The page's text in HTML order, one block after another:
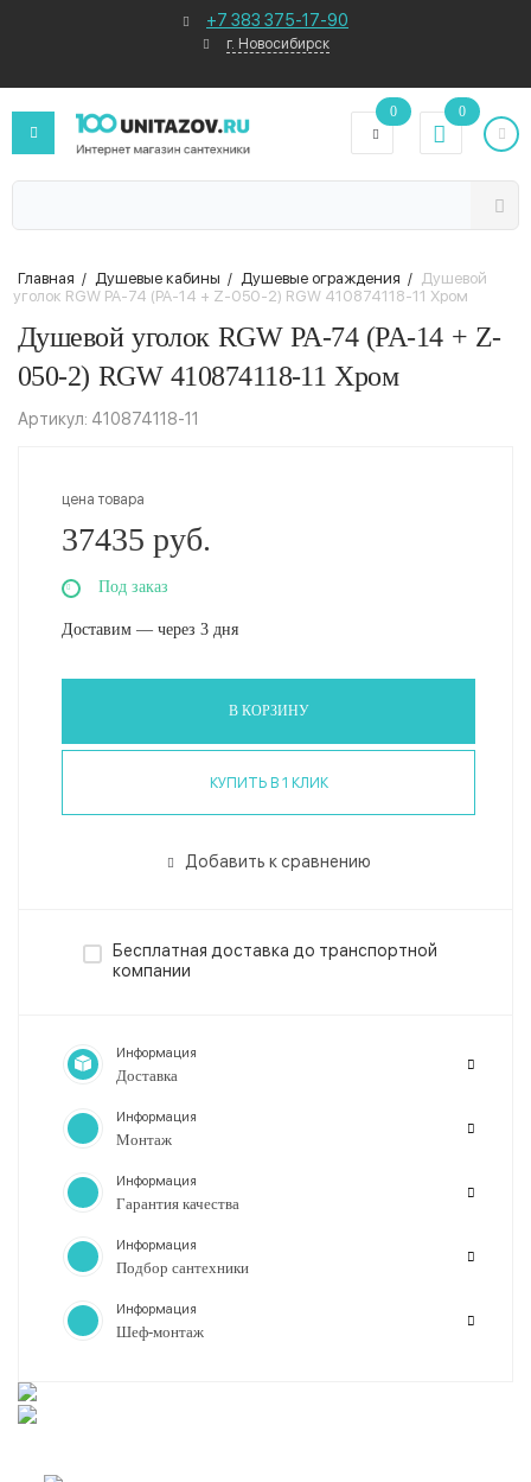
+7 383 375-17-90
г. Новосибирск
0 0
Главная / Душевые кабины / Душевые ограждения / Душевой
уголок RGW PA-74 (PA-14 + Z-050-2) RGW 410874118-11 Хром
Душевой уголок RGW PA-74 (PA-14 + Z-
050-2) RGW 410874118-11 Хром
Артикул: 410874118-11
цена товара
37435 руб.
Под заказ
Доставим — через 3 дня
В КОРЗИНУ
КУПИТЬ В 1 КЛИК
Добавить к сравнению
Бесплатная доставка до транспортной
компании
Информация
Доставка
Информация
Монтаж
Информация
Гарантия качества
Информация
Подбор сантехники
Информация
Шеф-монтаж